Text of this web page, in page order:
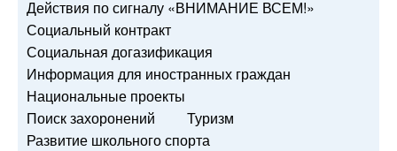
Действия по сигналу «ВНИМАНИЕ ВСЕМ!»
Социальный контракт
Социальная догазификация
Информация для иностранных граждан
Национальные проекты
Поиск захоронений
Туризм
Развитие школьного спорта